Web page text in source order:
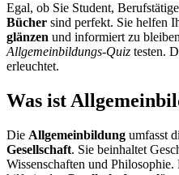
Egal, ob Sie Student,
Bücher sind perfekt. Sie helfen
glänzen und informiert zu
Allgemeinbildungs-Quiz testen.
erleuchtet.
Was ist
Die Allgemeinbildung umfasst
Gesellschaft. Sie beinhaltet
Wissenschaften und Philosophie.